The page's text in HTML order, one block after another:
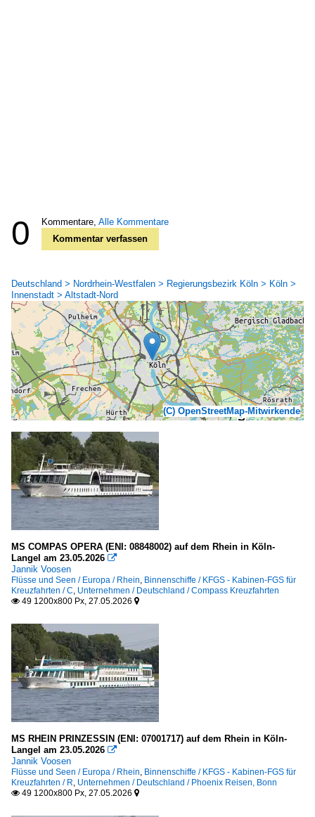
0 Kommentare, Alle Kommentare
Kommentar verfassen
Deutschland > Nordrhein-Westfalen > Regierungsbezirk Köln > Köln >
Innenstadt > Altstadt-Nord
(C) OpenStreetMap-Mitwirkende
MS COMPAS OPERA (ENI: 08848002) auf dem Rhein in Köln-
Langel am 23.05.2026 
Jannik Voosen
Flüsse und Seen / Europa / Rhein, Binnenschiffe / KFGS - Kabinen-FGS für
Kreuzfahrten / C, Unternehmen / Deutschland / Compass Kreuzfahrten
 49 1200x800 Px, 27.05.2026 
MS RHEIN PRINZESSIN (ENI: 07001717) auf dem Rhein in Köln-
Langel am 23.05.2026 
Jannik Voosen
Flüsse und Seen / Europa / Rhein, Binnenschiffe / KFGS - Kabinen-FGS für
Kreuzfahrten / R, Unternehmen / Deutschland / Phoenix Reisen, Bonn
 49 1200x800 Px, 27.05.2026 